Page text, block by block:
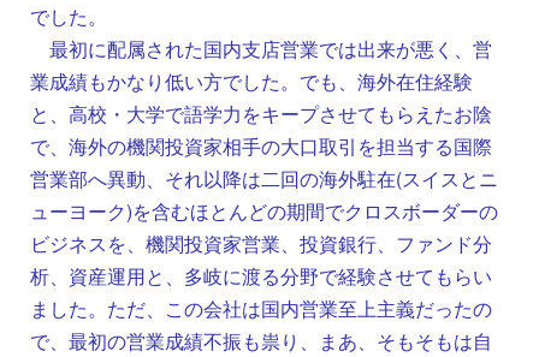
でした。
最初に配属された国内支店営業では出来が悪く、営
業成績もかなり低い方でした。でも、海外在住経験
と、高校・大学で語学力をキープさせてもらえたお陰
で、海外の機関投資家相手の大口取引を担当する国際
営業部へ異動、それ以降は二回の海外駐在(スイスとニ
ューヨーク)を含むほとんどの期間でクロスボーダーの
ビジネスを、機関投資家営業、投資銀行、ファンド分
析、資産運用と、多岐に渡る分野で経験させてもらい
ました。ただ、この会社は国内営業至上主義だったの
で、最初の営業成績不振も祟り、まあ、そもそもは自